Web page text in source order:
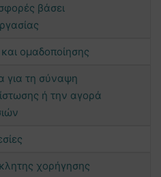
βάσει
ομαδοποίησης
για τη σύναψη
ή την αγορά
χορήγησης